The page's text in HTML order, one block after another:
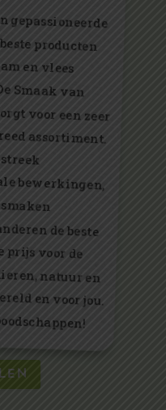
gepassioneerde
producten
jam en vlees
De Smaak van
voor een zeer
assortiment.
in de streek
bewerkingen,
en smaken
de beste
prijs voor de
natuur en
en voor jou.